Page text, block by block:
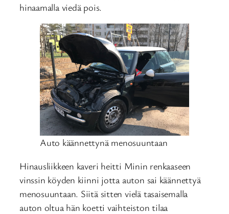
hinaamalla viedä pois.
Auto käännettynä menosuuntaan
Hinausliikkeen kaveri heitti Minin renkaaseen
vinssin köyden kiinni jotta auton sai käännettyä
menosuuntaan. Siitä sitten vielä tasaisemalla
auton oltua hän koetti vaihteiston tilaa